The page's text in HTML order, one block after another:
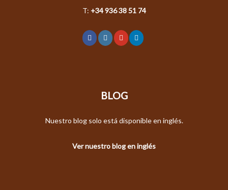
T: +34 936 38 51 74
BLOG
Nuestro blog solo está disponible en inglés.
Ver nuestro blog en inglés